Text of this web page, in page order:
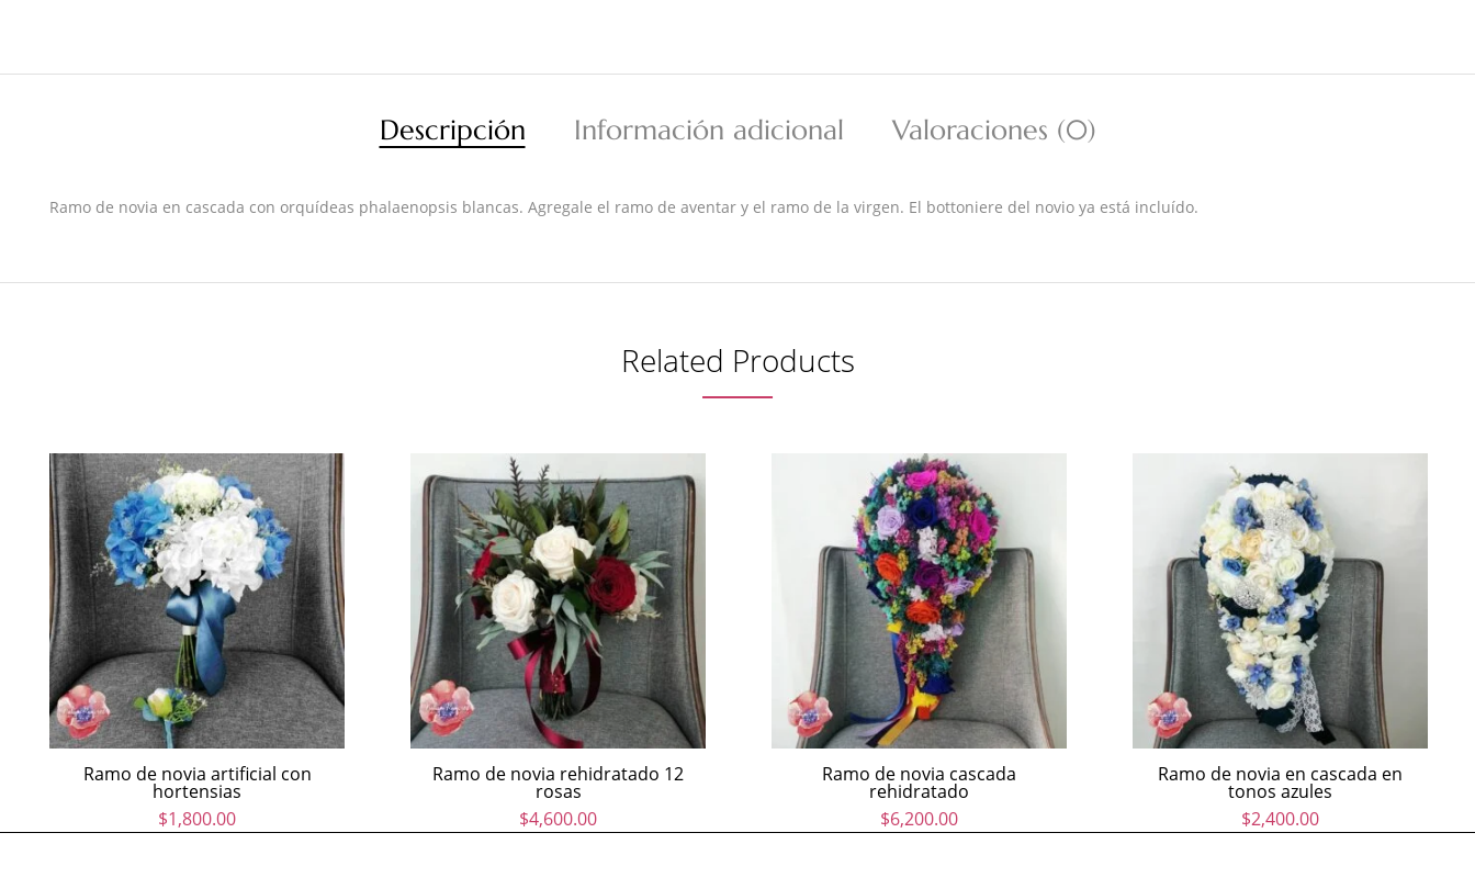
Descripción Información adicional Valoraciones (0)
Ramo de novia en cascada con orquídeas phalaenopsis blancas. Agregale el ramo de aventar y el ramo de la virgen. El bottoniere del novio ya está incluído.
Related Products
Ramo de novia artificial con
hortensias
$1,800.00
Ramo de novia rehidratado 12
rosas
$4,600.00
Ramo de novia cascada
rehidratado
$6,200.00
Ramo de novia en cascada en
tonos azules
$2,400.00